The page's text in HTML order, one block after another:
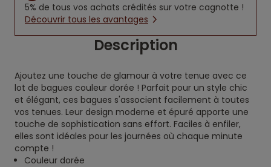
5% de tous vos achats crédités sur votre cagnotte !
Découvrir tous les avantages
Description
Ajoutez une touche de glamour à votre tenue avec ce
lot de bagues couleur dorée ! Parfait pour un style chic
et élégant, ces bagues s'associent facilement à toutes
vos tenues. Leur design moderne et épuré apporte une
touche de sophistication sans effort. Faciles à enfiler,
elles sont idéales pour les journées où chaque minute
compte !
Couleur dorée